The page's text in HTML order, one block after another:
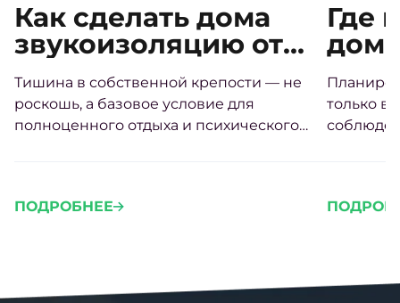
Как сделать дома
звукоизоляцию от
соседей своими
руками
Тишина в собственной крепости — не
роскошь, а базовое условие для
полноценного отдыха и психического
ПОДРОБНЕЕ
Где
дом
только
проблем